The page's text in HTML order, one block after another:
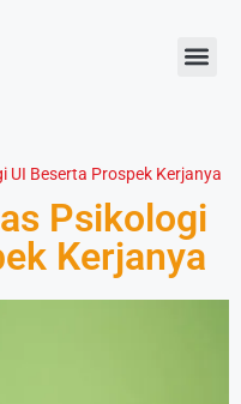
UI Beserta Prospek Kerjanya
Psikologi
Kerjanya